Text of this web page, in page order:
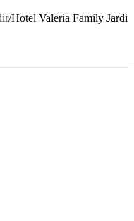
/Hotel Valeria Family